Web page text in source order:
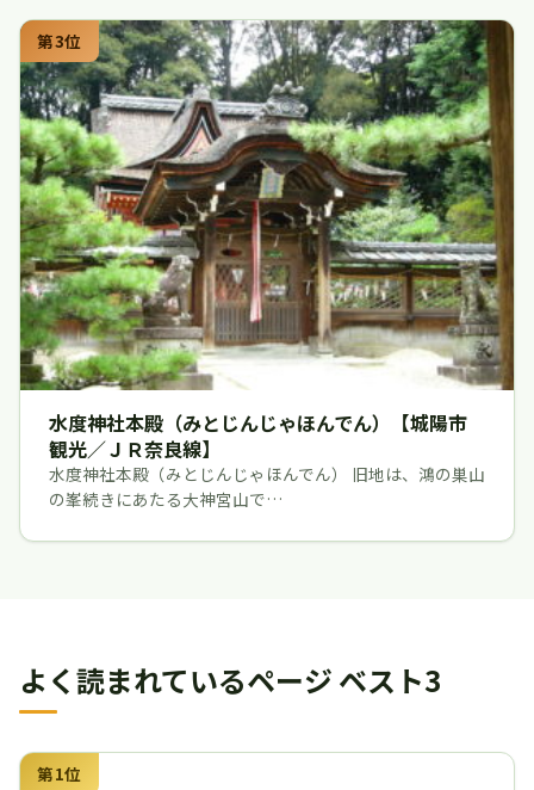
第3位
水度神社本殿（みとじんじゃほんでん）【城陽市
観光／ＪＲ奈良線】
水度神社本殿（みとじんじゃほんでん） 旧地は、鴻の巣山
の峯続きにあたる大神宮山で…
よく読まれているページ ベスト3
第1位